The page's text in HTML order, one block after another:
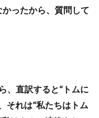
ったから、質問して
、直訳すると“トムに
それは“私たちはトム